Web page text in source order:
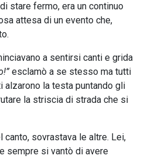
stare fermo, era un continuo
attesa di un evento che,
a sentirsi canti e grida
esclamò a se stesso ma tutti
alzarono la testa puntando gli
la striscia di strada che si
sovrastava le altre. Lei,
sempre si vantò di avere